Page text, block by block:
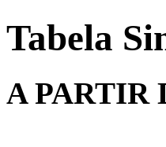
Tabela
A PARTIR